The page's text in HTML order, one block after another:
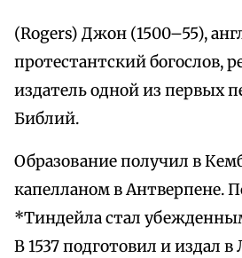
(Rogers) Джон (1500–55),
протестантский богослов,
издатель одной из первых
Библий.
Образование получил в
капелланом в Антверпене.
*Тиндейла стал
В 1537 подготовил и издал